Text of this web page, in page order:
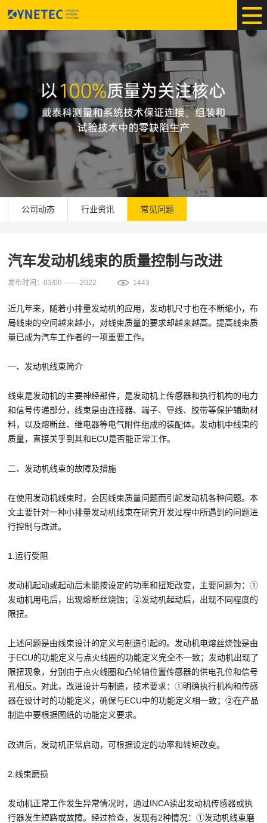
公司动态 行业资讯 常见问题
汽车发动机线束的质量控制与改进
发布时间：03/06 —— 2022 1443
近几年来，随着小排量发动机的应用，发动机尺寸也在不断缩小，布
局线束的空间越来越小，对线束质量的要求却越来越高。提高线束质
量已成为汽车工作者的一项重要工作。
一、发动机线束简介
线束是发动机的主要神经部件，是发动机上传感器和执行机构的电力
和信号传递部分，线束是由连接器、端子、导线、胶带等保护辅助材
料，以及熔断丝、继电器等电气附件组成的装配体。发动机中线束的
质量，直接关乎到其和ECU是否能正常工作。
二、发动机线束的故障及措施
在使用发动机线束时，会因线束质量问题而引起发动机各种问题。本
文主要针对一种小排量发动机线束在研究开发过程中所遇到的问题进
行控制与改进。
1.运行受阻
发动机起动或起动后未能按设定的功率和扭矩改变，主要问题为：①
发动机用电后，出现熔断丝烧蚀；②发动机起动后，出现不同程度的
限扭。
上述问题是由线束设计的定义与制造引起的。发动机电熔丝烧蚀是由
于ECU的功能定义与点火线圈的功能定义完全不一致；发动机出现了
限扭现象，分别由于点火线圈和凸轮轴位置传感器的供电孔位和信号
孔相反。对此，改进设计与制造，技术要求：①明确执行机构和传感
器在设计时的功能定义，确保与ECU中的功能定义相一致；②在产品
制造中要根据图纸的功能定义要求。
改进后，发动机正常启动，可根据设定的功率和转矩改变。
2.线束磨损
发动机正常工作发生异常情况时，通过INCA读出发动机传感器或执
行器发生短路或故障。经过检查，发现有2种情况：①发动机线束磨